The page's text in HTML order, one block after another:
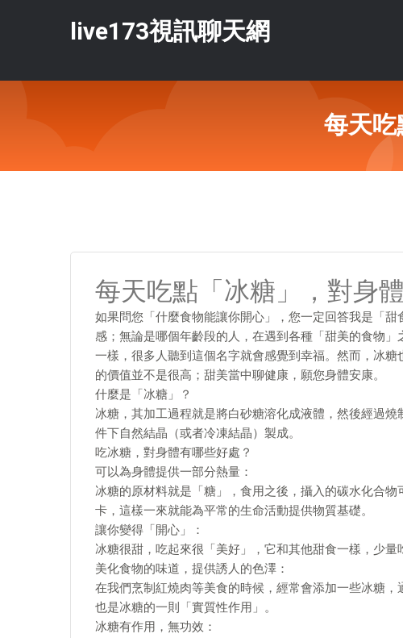
live173視訊聊天網
每天
每天吃點「冰糖」，對身
如果問您「什麼食物能讓你開心」，您一定回答我是「
感；無論是哪個年齡段的人，在遇到各種「甜美的食物」
一樣，很多人聽到這個名字就會感覺到幸福。然而，冰
的價值並不是很高；甜美當中聊健康，願您身體安康。
什麼是「冰糖」？
冰糖，其加工過程就是將白砂糖溶化成液體，然後經過
件下自然結晶（或者冷凍結晶）製成。
吃冰糖，對身體有哪些好處？
可以為身體提供一部分熱量：
冰糖的原材料就是「糖」，食用之後，攝入的碳水化合
卡，這樣一來就能為平常的生命活動提供物質基礎。
讓你變得「開心」：
冰糖很甜，吃起來很「美好」，它和其他甜食一樣，少量
美化食物的味道，提供誘人的色澤：
在我們烹制紅燒肉等美食的時候，經常會添加一些冰糖
也是冰糖的一則「實質性作用」。
冰糖有作用，無功效：